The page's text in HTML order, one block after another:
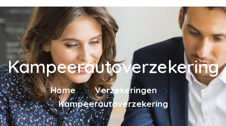
Kampeerautoverzekering
Home
Verzekeringen
Kampeerautoverzekering